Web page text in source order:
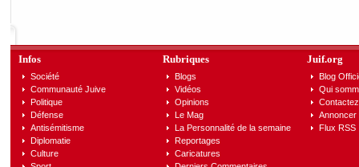
Infos
Société
Communauté Juive
Politique
Défense
Antisémitisme
Diplomatie
Culture
Rubriques
Blogs
Vidéos
Opinions
Le Mag
La Personnalité de la semaine
Reportages
Caricatures
Juif.org
Blog
Qui
Annoncer
Flux RSS